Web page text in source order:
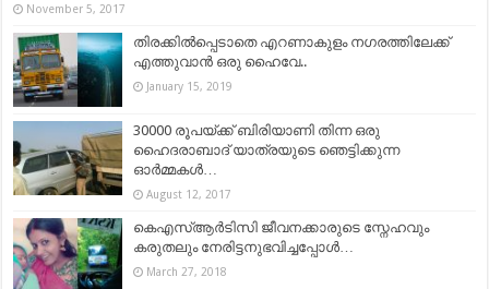
November 5, 2017
തിരക്കിൽപ്പെടാതെ എറണാകുളം നഗരത്തിലേക്ക്
എത്തുവാൻ ഒരു ഹൈവേ..
January 15, 2019
30000 രൂപയ്ക്ക് ബിരിയാണി തിന്ന ഒരു
ഹൈദരാബാദ് യാത്രയുടെ ഞെട്ടിക്കുന്ന
ഓര്‍മ്മകള്‍…
August 12, 2017
കെഎസ്ആര്‍ടിസി ജീവനക്കാരുടെ സ്നേഹവും
കരുതലും നേരിട്ടനുഭവിച്ചപ്പോള്‍…
March 27, 2018